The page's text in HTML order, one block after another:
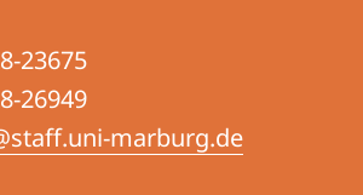
23675
26949
marburg.de